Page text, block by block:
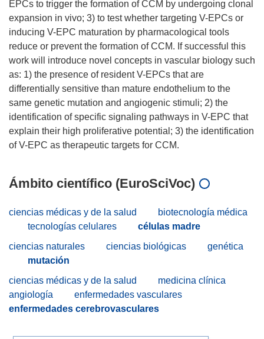
EPCs to trigger the formation of CCM by undergoing clonal
expansion in vivo; 3) to test whether targeting V-EPCs or
inducing V-EPC maturation by pharmacological tools
reduce or prevent the formation of CCM. If successful this
work will introduce novel concepts in vascular biology such
as: 1) the presence of resident V-EPCs that are
differentially sensitive than mature endothelium to the
same genetic mutation and angiogenic stimuli; 2) the
identification of specific signaling pathways in V-EPC that
explain their high proliferative potential; 3) the identification
Ámbito científico (EuroSciVoc)
ciencias médicas y de la salud
biotecnología médica
tecnologías celulares
células madre
ciencias naturales
ciencias biológicas
genética
mutación
ciencias médicas y de la salud
medicina clínica
angiología
enfermedades vasculares
enfermedades cerebrovasculares